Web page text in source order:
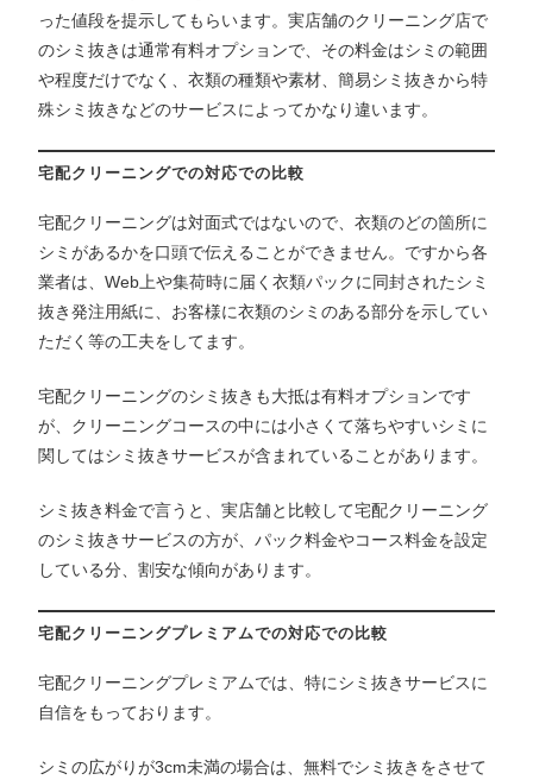
った値段を提示してもらいます。実店舗のクリーニング店で
のシミ抜きは通常有料オプションで、その料金はシミの範囲
や程度だけでなく、衣類の種類や素材、簡易シミ抜きから特
殊シミ抜きなどのサービスによってかなり違います。
宅配クリーニングでの対応での比較
宅配クリーニングは対面式ではないので、衣類のどの箇所に
シミがあるかを口頭で伝えることができません。ですから各
業者は、Web上や集荷時に届く衣類パックに同封されたシミ
抜き発注用紙に、お客様に衣類のシミのある部分を示してい
ただく等の工夫をしてます。
宅配クリーニングのシミ抜きも大抵は有料オプションです
が、クリーニングコースの中には小さくて落ちやすいシミに
関してはシミ抜きサービスが含まれていることがあります。
シミ抜き料金で言うと、実店舗と比較して宅配クリーニング
のシミ抜きサービスの方が、パック料金やコース料金を設定
している分、割安な傾向があります。
宅配クリーニングプレミアムでの対応での比較
宅配クリーニングプレミアムでは、特にシミ抜きサービスに
自信をもっております。
シミの広がりが3cm未満の場合は、無料でシミ抜きをさせて